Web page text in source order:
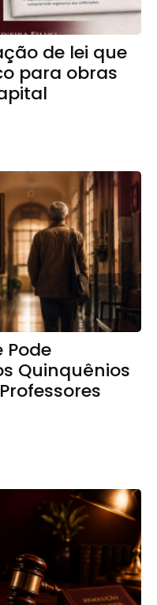
de lei que
para obras
Pode
Quinquênios